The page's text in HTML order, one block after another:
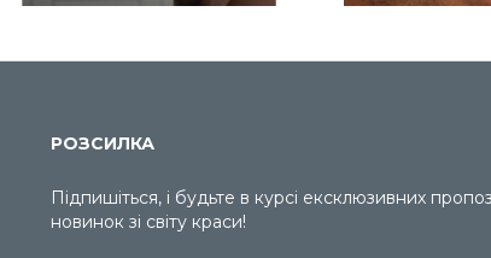
РОЗСИЛКА
Підпишіться, і будьте в курсі ексклюзивних
новинок зі світу краси!